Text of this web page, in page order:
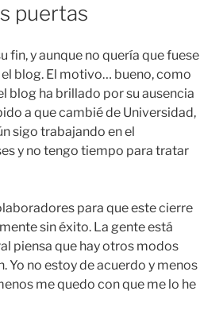
puertas
fin, y aunque no quería que fuese
blog. El motivo… bueno, como
blog ha brillado por su ausencia
a que cambié de Universidad,
sigo trabajando en el
y no tengo tiempo para tratar
para que este cierre
sin éxito. La gente está
piensa que hay otros modos
Yo no estoy de acuerdo y menos
me quedo con que me lo he